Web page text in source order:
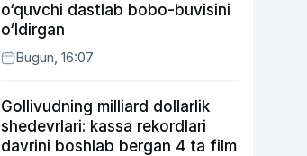
o‘quvchi dastlab bobo-buvisini
o‘ldirgan
Bugun, 16:07
Gollivudning milliard dollarlik
shedevrlari: kassa rekordlari
davrini boshlab bergan 4 ta film